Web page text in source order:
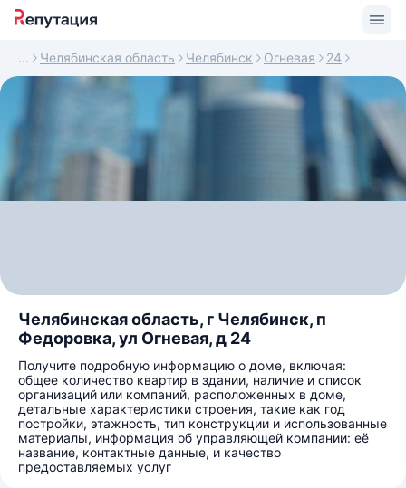
Челябинская область Челябинск Огневая 24
Челябинская область, г Челябинск, п
Федоровка, ул Огневая, д 24
Получите подробную информацию о доме, включая:
общее количество квартир в здании, наличие и список
организаций или компаний, расположенных в доме,
детальные характеристики строения, такие как год
постройки, этажность, тип конструкции и использованные
материалы, информация об управляющей компании: её
название, контактные данные, и качество
предоставляемых услуг